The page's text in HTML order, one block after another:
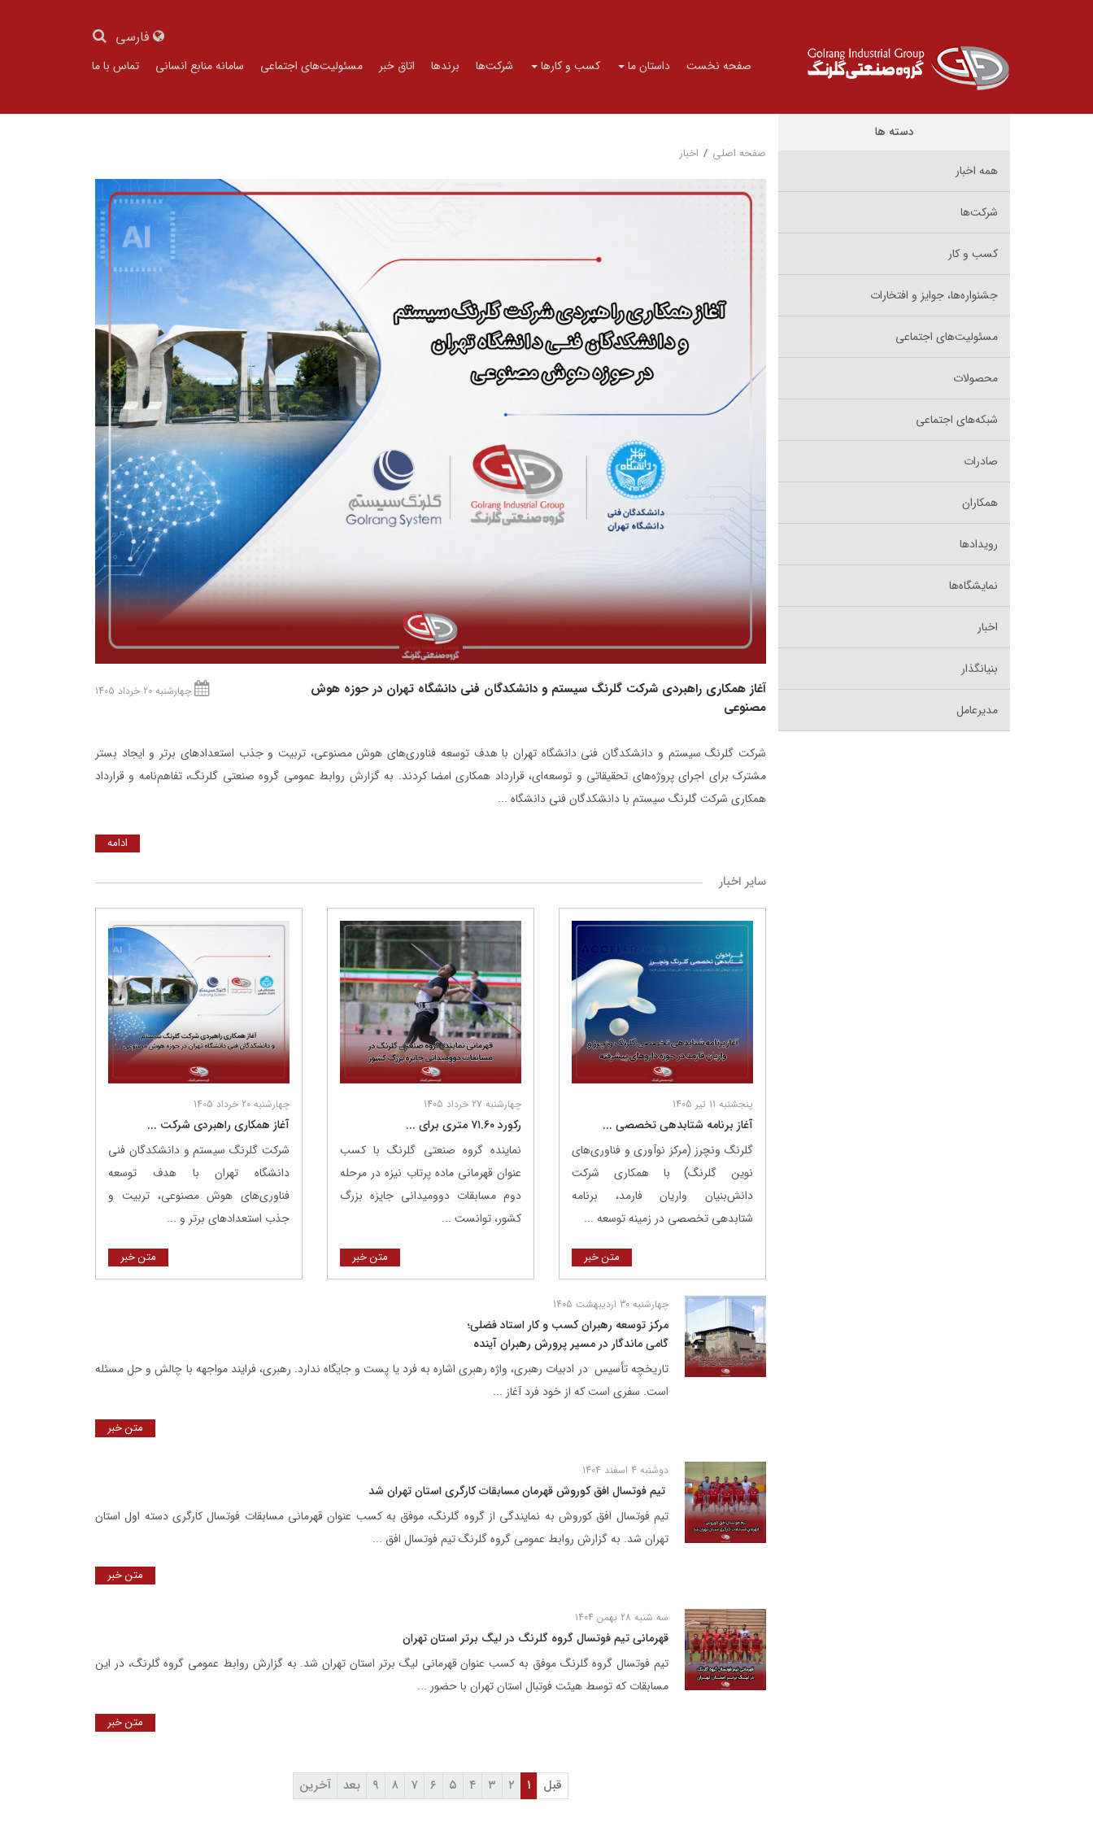
فارسی
صفحه نخست داستان ما کسب و کارها شرکت‌ها برندها اتاق خبر مسئولیت‌های اجتماعی سامانه منابع انسانی تماس با ما
دسته ها
همه اخبار
شرکت‌ها
کسب و کار
جشنواره‌ها، جوایز و افتخارات
مسئولیت‌های اجتماعی
محصولات
شبکه‌های اجتماعی
صادرات
همکاران
رویدادها
نمایشگاه‌ها
اخبار
بنیانگذار
مدیرعامل
صفحه اصلی / اخبار
آغاز همکاری راهبردی شرکت گلرنگ‌ سیستم و دانشکدگان فنی دانشگاه تهران در حوزه هوش
مصنوعی
چهارشنبه 20 خرداد 1405
شرکت گلرنگ ‌سیستم و دانشکدگان فنی دانشگاه تهران با هدف توسعه فناوری‌های هوش مصنوعی، تربیت و جذب استعدادهای برتر و ایجاد بستر
مشترک برای اجرای پروژه‌های تحقیقاتی و توسعه‌ای، قرارداد همکاری امضا کردند. به گزارش روابط عمومی گروه صنعتی گلرنگ، تفاهم‌نامه و قرارداد
همکاری شرکت گلرنگ سیستم با دانشکدگان فنی دانشگاه ...
ادامه
سایر اخبار
پنجشنبه 11 تیر 1405
آغاز برنامه شتابدهی تخصصی ...
گلرنگ ونچرز (مرکز نوآوری و فناوری‌های
نوین گلرنگ) با همکاری شرکت
دانش‌بنیان واریان فارمد، برنامه
شتابدهی تخصصی در زمینه توسعه ...
متن خبر
چهارشنبه 27 خرداد 1405
رکورد ۷۱.۶۰ متری برای ...
نماینده گروه صنعتی گلرنگ با کسب
عنوان قهرمانی ماده پرتاب نیزه در مرحله
دوم مسابقات دوومیدانی جایزه بزرگ
کشور، توانست ...
متن خبر
چهارشنبه 20 خرداد 1405
آغاز همکاری راهبردی شرکت ...
شرکت گلرنگ ‌سیستم و دانشکدگان فنی
دانشگاه تهران با هدف توسعه
فناوری‌های هوش مصنوعی، تربیت و
جذب استعدادهای برتر و ...
متن خبر
چهارشنبه 30 اردیبهشت 1405
مرکز توسعه رهبران کسب و کار استاد فضلی؛
گامی ماندگار در مسیر پرورش رهبران آینده
تاریخچه تأسیس در ادبیات رهبری، واژه رهبری اشاره به فرد یا پست و جایگاه ندارد. رهبری، فرایند مواجهه با چالش و حل مسئله
است. سفری است که از خود فرد آغاز ...
متن خبر
دوشنبه 4 اسفند 1404
‌ تیم فوتسال افق کوروش قهرمان مسابقات کارگری استان تهران شد
تیم فوتسال افق کوروش به نمایندگی از گروه گلرنگ، موفق به کسب عنوان قهرمانی مسابقات فوتسال کارگری دسته اول استان
تهران شد. به گزارش روابط عمومی گروه گلرنگ تیم فوتسال افق ...
متن خبر
سه شنبه 28 بهمن 1404
قهرمانی تیم فوتسال گروه گلرنگ در لیگ برتر استان تهران
تیم فوتسال گروه گلرنگ موفق به کسب عنوان قهرمانی لیگ برتر استان تهران شد. به گزارش روابط عمومی گروه گلرنگ، در این
مسابقات که توسط هیئت فوتبال استان تهران با حضور ...
متن خبر
قبل ۱ ۲ ۳ ۴ ۵ ۶ ۷ ۸ ۹ بعد آخرین
شرکت ها
برند ها
موسسه خیریه استاد فضلی
مرکز علمی ـ کاربردی گلرنگ